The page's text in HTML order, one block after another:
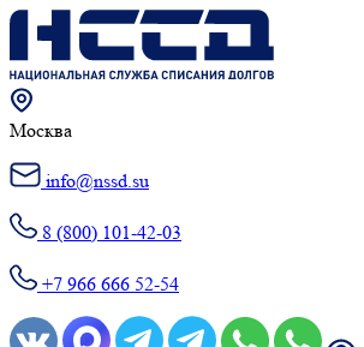
Москва
info@nssd.su
8 (800) 101-42-03
+7 966 666 52-54